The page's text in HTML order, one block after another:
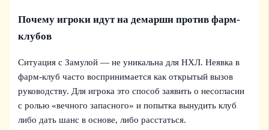
Почему игроки идут на демарши против фарм-
клубов
Ситуация с Замулой — не уникальна для НХЛ. Неявка в
фарм-клуб часто воспринимается как открытый вызов
руководству. Для игрока это способ заявить о несогласии
с ролью «вечного запасного» и попытка вынудить клуб
либо дать шанс в основе, либо расстаться.